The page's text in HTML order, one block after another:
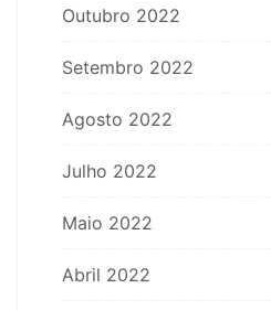
Outubro 2022
Setembro 2022
Agosto 2022
Julho 2022
Maio 2022
Abril 2022